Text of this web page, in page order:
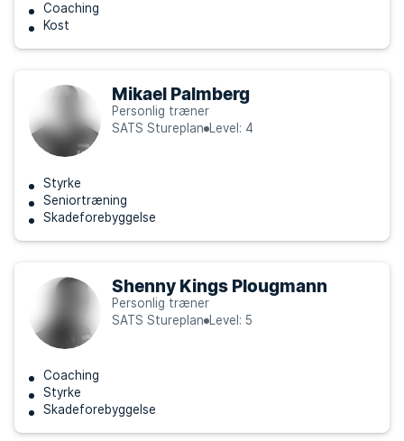
Coaching
Kost
Mikael Palmberg
Personlig træner
SATS Stureplan
Level: 4
Styrke
Seniortræning
Skadeforebyggelse
Shenny Kings Plougmann
Personlig træner
SATS Stureplan
Level: 5
Coaching
Styrke
Skadeforebyggelse